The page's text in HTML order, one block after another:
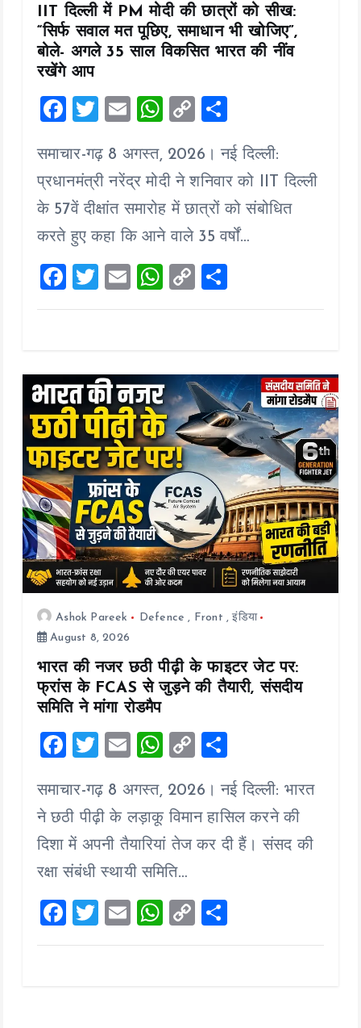
IIT दिल्ली में PM मोदी की छात्रों को सीख:
“सिर्फ सवाल मत पूछिए, समाधान भी खोजिए”,
बोले- अगले 35 साल विकसित भारत की नींव
रखेंगे आप
F
ce
b
o
o
k
T
tt
er
E
ai
l
W
at
s
A
p
p
C
p
y
Li
n
k
a
re
समाचार-गढ़ 8 अगस्त, 2026। नई दिल्ली:
प्रधानमंत्री नरेंद्र मोदी ने शनिवार को IIT दिल्ली
के 57वें दीक्षांत समारोह में छात्रों को संबोधित
करते हुए कहा कि आने वाले 35 वर्षों…
F
a
o
o
k
T
wi
E
m
W
h
A
p
p
C
o
Li
n
k
h
Ashok Pareek Defence , Front ,इंडिया
August 8, 2026
भारत की नजर छठी पीढ़ी के फाइटर जेट पर:
फ्रांस के FCAS से जुड़ने की तैयारी, संसदीय
समिति ने मांगा रोडमैप
F
ce
b
o
o
k
T
tt
er
E
ai
l
W
at
s
A
p
p
C
p
y
Li
k
a
re
समाचार-गढ़ 8 अगस्त, 2026। नई दिल्ली: भारत
ने छठी पीढ़ी के लड़ाकू विमान हासिल करने की
दिशा में अपनी तैयारियां तेज कर दी हैं। संसद की
रक्षा संबंधी स्थायी समिति…
F
a
T
wi
E
m
W
h
C
o
h